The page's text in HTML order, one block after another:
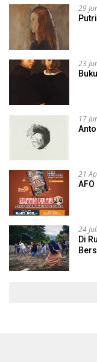
29
23
17
21
24
Di